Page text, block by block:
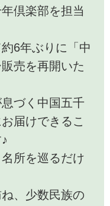
倶楽部を担当
6年ぶりに「中
売を再開いた
づく中国五千
届けできるこ
所を巡るだけ
、少数民族の